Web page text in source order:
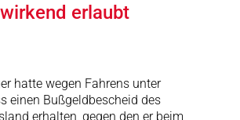
erlaubt
hatte wegen Fahrens unter
einen Bußgeldbescheid des
erhalten, gegen den er beim